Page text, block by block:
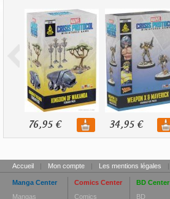
76,95 € 34,95 €
Accueil | Mon compte | Les mentions légales |
Manga Center
Mangas
Comics Center
Comics
BD Center
BD